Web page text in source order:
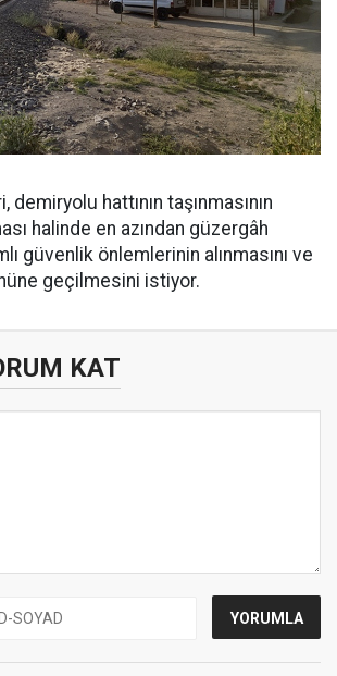
hattının taşınmasının
halinde en azından güzergâh
güvenlik önlemlerinin alınmasını ve
geçilmesini istiyor.
KAT